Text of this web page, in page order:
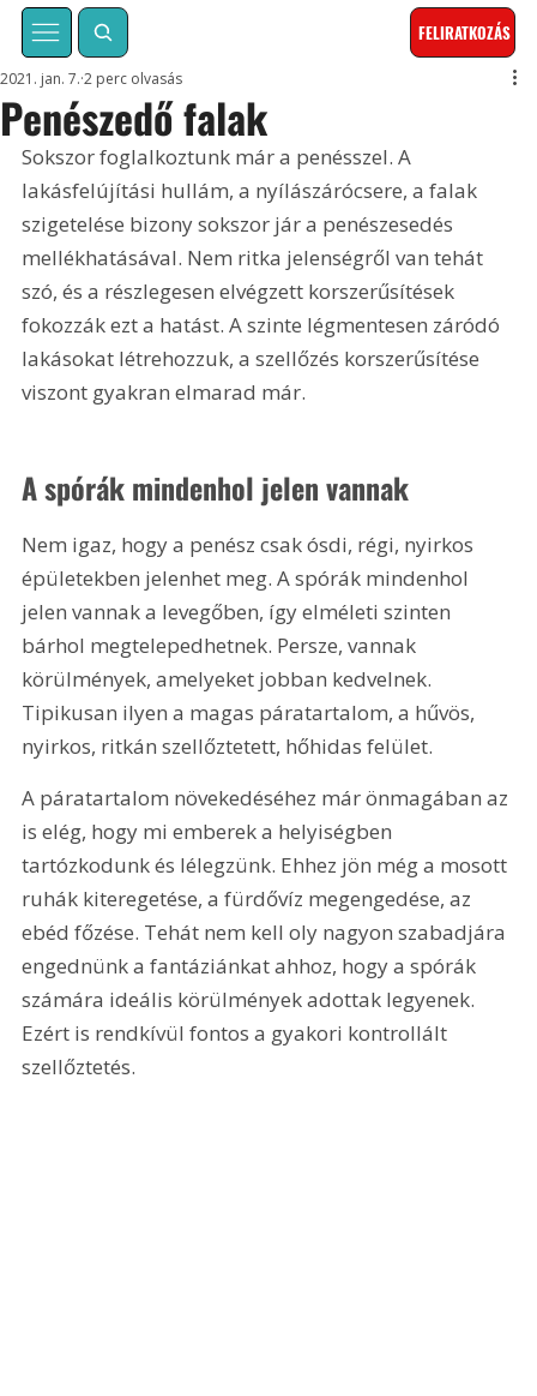
FELIRATKOZÁS
Penészedő falak
2021. jan. 7. 2 perc olvasás
Sokszor foglalkoztunk már a penésszel. A
lakásfelújítási hullám, a nyílászárócsere, a falak
szigetelése bizony sokszor jár a penészesedés
mellékhatásával. Nem ritka jelenségről van tehát
szó, és a részlegesen elvégzett korszerűsítések
fokozzák ezt a hatást. A szinte légmentesen záródó
lakásokat létrehozzuk, a szellőzés korszerűsítése
viszont gyakran elmarad már.
A spórák mindenhol jelen vannak
Nem igaz, hogy a penész csak ósdi, régi, nyirkos
épületekben jelenhet meg. A spórák mindenhol
jelen vannak a levegőben, így elméleti szinten
bárhol megtelepedhetnek. Persze, vannak
körülmények, amelyeket jobban kedvelnek.
Tipikusan ilyen a magas páratartalom, a hűvös,
nyirkos, ritkán szellőztetett, hőhidas felület.
A páratartalom növekedéséhez már önmagában az
is elég, hogy mi emberek a helyiségben
tartózkodunk és lélegzünk. Ehhez jön még a mosott
ruhák kiteregetése, a fürdővíz megengedése, az
ebéd főzése. Tehát nem kell oly nagyon szabadjára
engednünk a fantáziánkat ahhoz, hogy a spórák
számára ideális körülmények adottak legyenek.
Ezért is rendkívül fontos a gyakori kontrollált
szellőztetés.